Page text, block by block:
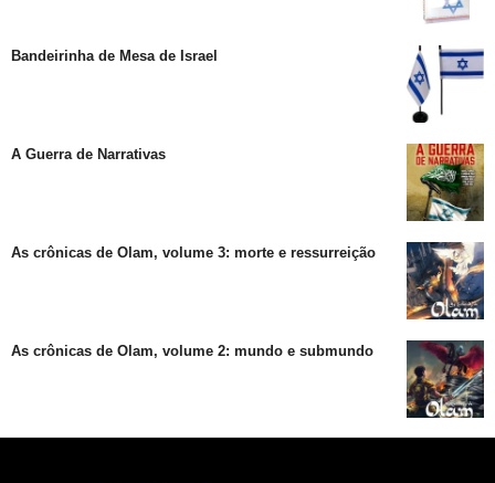
Bandeirinha de Mesa de Israel
A Guerra de Narrativas
As crônicas de Olam, volume 3: morte e ressurreição
As crônicas de Olam, volume 2: mundo e submundo